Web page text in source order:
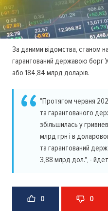
За даними відомства, станом
гарантований державою борг
або 184,84 млрд доларів.
"Протягом червня
та гарантованого
збільшилась у
млрд грн і в
та гарантований
3,88 млрд дол.", -
0 0